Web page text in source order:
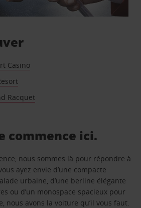
Casino
Racquet
commence ici.
nous sommes là pour répondre à
ayez envie d’une compacte
urbaine, d’une berline élégante
ou d’un monospace spacieux pour
nous avons la voiture qu’il vous faut.